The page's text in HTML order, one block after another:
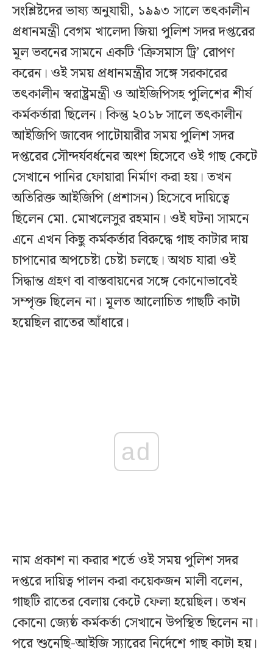
সংশ্লিষ্টদের ভাষ্য অনুযায়ী, ১৯৯৩ সালে তৎকালীন
প্রধানমন্ত্রী বেগম খালেদা জিয়া পুলিশ সদর দপ্তরের
মূল ভবনের সামনে একটি ‘ক্রিসমাস ট্রি’ রোপণ
করেন। ওই সময় প্রধানমন্ত্রীর সঙ্গে সরকারের
তৎকালীন স্বরাষ্ট্রমন্ত্রী ও আইজিপিসহ পুলিশের শীর্ষ
কর্মকর্তারা ছিলেন। কিন্তু ২০১৮ সালে তৎকালীন
আইজিপি জাবেদ পাটোয়ারীর সময় পুলিশ সদর
দপ্তরের সৌন্দর্যবর্ধনের অংশ হিসেবে ওই গাছ কেটে
সেখানে পানির ফোয়ারা নির্মাণ করা হয়। তখন
অতিরিক্ত আইজিপি (প্রশাসন) হিসেবে দায়িত্বে
ছিলেন মো. মোখলেসুর রহমান। ওই ঘটনা সামনে
এনে এখন কিছু কর্মকর্তার বিরুদ্ধে গাছ কাটার দায়
চাপানোর অপচেষ্টা চেষ্টা চলছে। অথচ যারা ওই
সিদ্ধান্ত গ্রহণ বা বাস্তবায়নের সঙ্গে কোনোভাবেই
সম্পৃক্ত ছিলেন না। মূলত আলোচিত গাছটি কাটা
হয়েছিল রাতের আঁধারে।
ad
নাম প্রকাশ না করার শর্তে ওই সময় পুলিশ সদর
দপ্তরে দায়িত্ব পালন করা কয়েকজন মালী বলেন,
গাছটি রাতের বেলায় কেটে ফেলা হয়েছিল। তখন
কোনো জ্যেষ্ঠ কর্মকর্তা সেখানে উপস্থিত ছিলেন না।
পরে শুনেছি-আইজি স্যারের নির্দেশে গাছ কাটা হয়।